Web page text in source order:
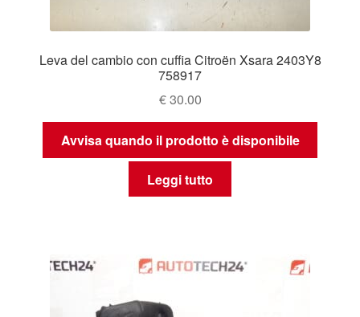
Leva del cambio con cuffia Citroën Xsara 2403Y8
758917
€30.00
Avvisa quando il prodotto è disponibile
Leggi tutto